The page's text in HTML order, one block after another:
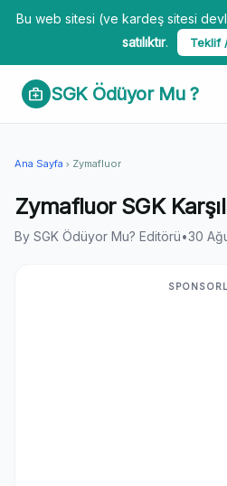
Bu web sitesi (ve kardeş sitesi
satılıktır. Teklif
medical_services SGK Ödüyor Mu ?
Ana Sayfa chevron_right Zymafluor
Zymafluor SGK
By SGK Ödüyor Mu? Editörü•30